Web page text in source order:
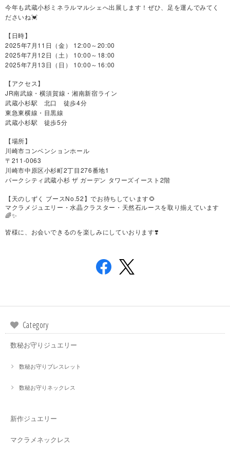
今年も武蔵小杉ミネラルマルシェへ出展します！ぜひ、足を運んでみてく
ださいね💓
【日時】
2025年7月11日（金） 12:00～20:00
2025年7月12日（土） 10:00～18:00
2025年7月13日（日） 10:00～16:00
【アクセス】
JR南武線・横須賀線・湘南新宿ライン
武蔵小杉駅 北口 徒歩4分
東急東横線・目黒線
武蔵小杉駅 徒歩5分
【場所】
川崎市コンベンションホール
〒211-0063
川崎市中原区小杉町2丁目276番地1
パークシティ武蔵小杉 ザ ガーデン タワーズイースト2階
【天のしずく ブースNo.52】でお待ちしています🌻
マクラメジュエリー・水晶クラスター・天然石ルースを取り揃えています
🌈✨
皆様に、お会いできるのを楽しみにしていおります❣️
Category
数秘お守りジュエリー
数秘お守りブレスレット
数秘お守りネックレス
新作ジュエリー
マクラメネックレス